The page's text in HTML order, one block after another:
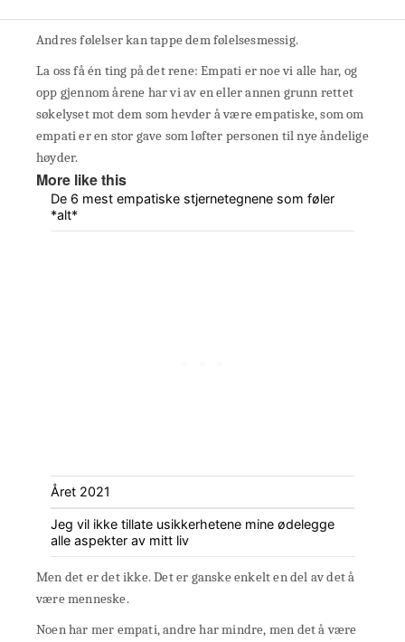
Andres følelser kan tappe dem følelsesmessig.
La oss få én ting på det rene: Empati er noe vi alle har, og
opp gjennom årene har vi av en eller annen grunn rettet
søkelyset mot dem som hevder å være empatiske, som om
empati er en stor gave som løfter personen til nye åndelige
høyder.
More like this
De 6 mest empatiske stjernetegnene som føler
*alt*
Året 2021
Jeg vil ikke tillate usikkerhetene mine ødelegge
alle aspekter av mitt liv
Men det er det ikke. Det er ganske enkelt en del av det å
være menneske.
Noen har mer empati, andre har mindre, men det å være